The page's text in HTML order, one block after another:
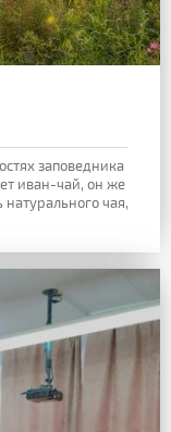
заповедника
иван-чай, он же
чая,